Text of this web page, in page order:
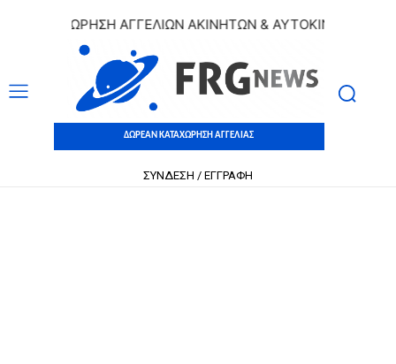
ΑΓΓΕΛΙΩΝ ΑΚΙΝΗΤΩΝ & ΑΥΤΟΚΙΝΗΤΩΝ |
ΔΩΡΕΑΝ ΚΑΤΑΧΩΡΗΣΗ ΑΓΓΕΛΙΑΣ
ΣΥΝΔΕΣΗ / ΕΓΓΡΑΦΗ